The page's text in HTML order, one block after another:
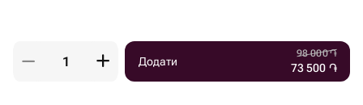
Додати
98 000֏
73 500 ֏